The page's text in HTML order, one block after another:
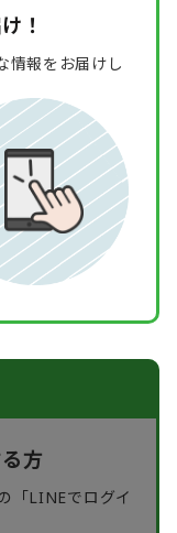
！
情報をお届けし
方
「LINEでログイ